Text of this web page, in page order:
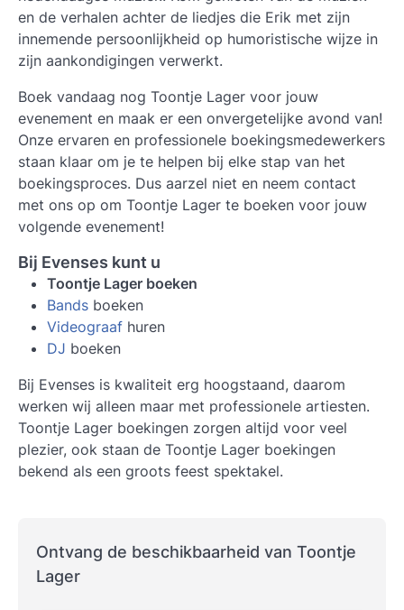
en de verhalen achter de liedjes die Erik met zijn
innemende persoonlijkheid op humoristische wijze in
zijn aankondigingen verwerkt.
Boek vandaag nog Toontje Lager voor jouw
evenement en maak er een onvergetelijke avond van!
Onze ervaren en professionele boekingsmedewerkers
staan klaar om je te helpen bij elke stap van het
boekingsproces. Dus aarzel niet en neem contact
met ons op om Toontje Lager te boeken voor jouw
volgende evenement!
Bij Evenses kunt u
Toontje Lager boeken
Bands boeken
Videograaf huren
DJ boeken
Bij Evenses is kwaliteit erg hoogstaand, daarom
werken wij alleen maar met professionele artiesten.
Toontje Lager boekingen zorgen altijd voor veel
plezier, ook staan de Toontje Lager boekingen
bekend als een groots feest spektakel.
Ontvang de beschikbaarheid van Toontje
Lager